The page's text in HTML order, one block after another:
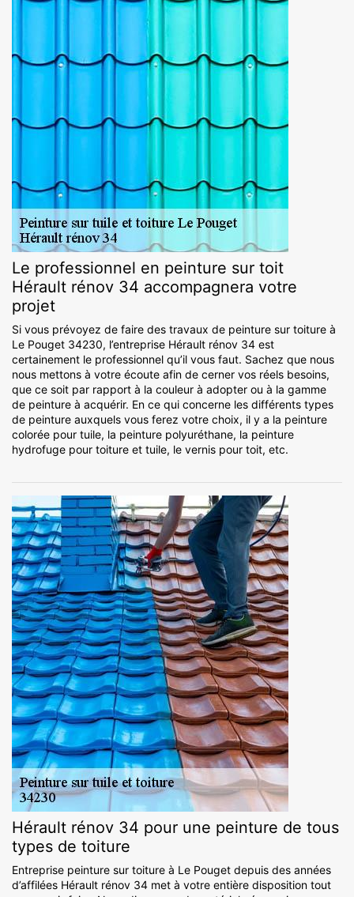
Le professionnel en peinture sur toit
Hérault rénov 34 accompagnera votre
projet
Si vous prévoyez de faire des travaux de peinture sur toiture à
Le Pouget 34230, l’entreprise Hérault rénov 34 est
certainement le professionnel qu’il vous faut. Sachez que nous
nous mettons à votre écoute afin de cerner vos réels besoins,
que ce soit par rapport à la couleur à adopter ou à la gamme
de peinture à acquérir. En ce qui concerne les différents types
de peinture auxquels vous ferez votre choix, il y a la peinture
colorée pour tuile, la peinture polyuréthane, la peinture
hydrofuge pour toiture et tuile, le vernis pour toit, etc.
Hérault rénov 34 pour une peinture de tous
types de toiture
Entreprise peinture sur toiture à Le Pouget depuis des années
d’affilées Hérault rénov 34 met à votre entière disposition tout